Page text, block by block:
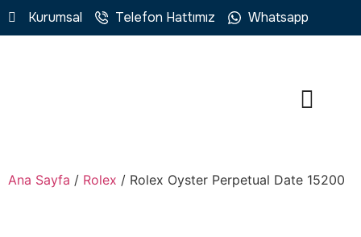
Kurumsal Telefon Hattımız Whatsapp
Ana Sayfa / Rolex / Rolex Oyster Perpetual Date 15200